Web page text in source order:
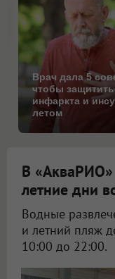
Врач дала 5
чтобы
инфаркта и
летом
В «АкваРИО»
летние дни
Водные
и летний пляж
10:00 до 22:00.